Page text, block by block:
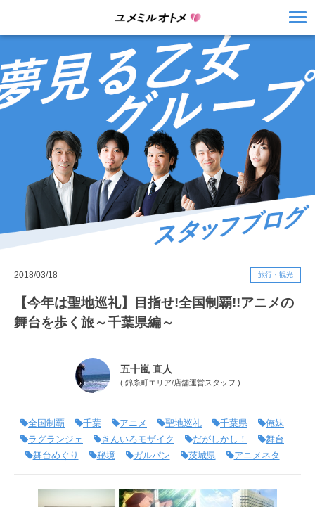
2018/03/18 旅行・観光
【今年は聖地巡礼】目指せ!全国制覇!!アニメの
舞台を歩く旅～千葉県編～
五十嵐 直人
( 錦糸町エリア/店舗運営スタッフ )
全国制覇 千葉 アニメ 聖地巡礼 千葉県
俺妹
ラグランジェ
きんいろモザイク だがしかし！
舞台
舞台めぐり
秘境 ガルパン 茨城県 アニメネタ